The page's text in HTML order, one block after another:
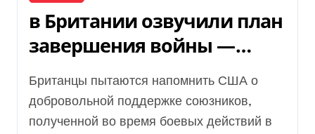
в Британии озвучили план
завершения войны —
детали
Британцы пытаются напомнить США о
добровольной поддержке союзников,
полученной во время боевых действий в